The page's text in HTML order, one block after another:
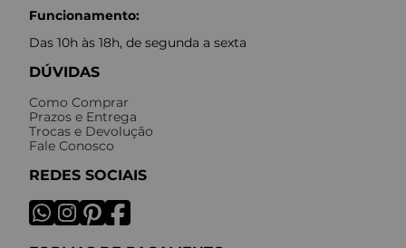
Funcionamento:
Das 10h às 18h, de segunda a sexta
DÚVIDAS
Como Comprar
Prazos e Entrega
Trocas e Devolução
Fale Conosco
REDES SOCIAIS